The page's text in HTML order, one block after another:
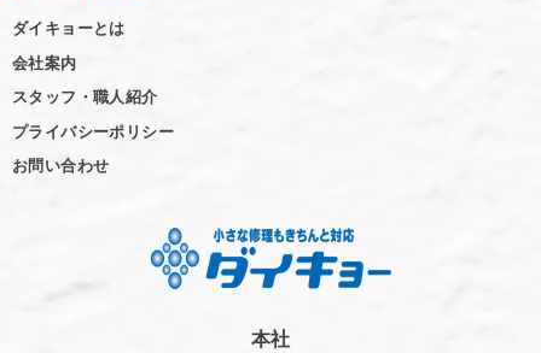
ダイキョーとは
会社案内
スタッフ・職人紹介
プライバシーポリシー
お問い合わせ
本社